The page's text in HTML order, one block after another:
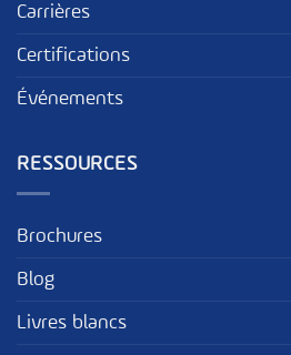
Carrières
Certifications
Événements
RESSOURCES
Brochures
Blog
Livres blancs